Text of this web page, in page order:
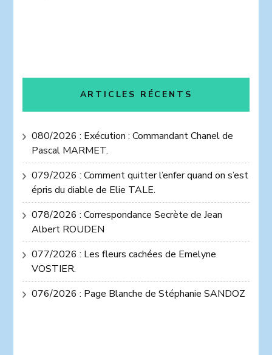
ARTICLES RÉCENTS
080/2026 : Exécution : Commandant Chanel de
Pascal MARMET.
079/2026 : Comment quitter l’enfer quand on s’est
épris du diable de Elie TALE.
078/2026 : Correspondance Secrète de Jean
Albert ROUDEN
077/2026 : Les fleurs cachées de Emelyne
VOSTIER.
076/2026 : Page Blanche de Stéphanie SANDOZ